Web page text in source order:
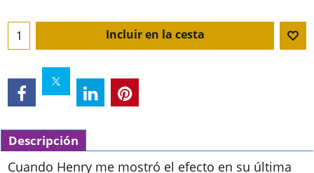
Incluir en la cesta
Descripción
Cuando Henry me mostró el efecto en su última